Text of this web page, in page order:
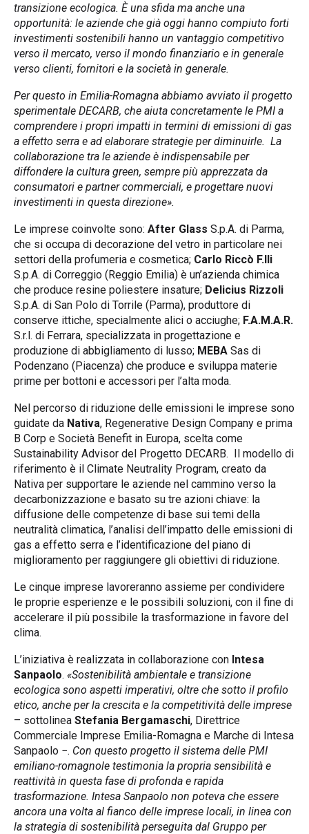
transizione ecologica. È una sfida ma anche una
opportunità: le aziende che già oggi hanno compiuto forti
investimenti sostenibili hanno un vantaggio competitivo
verso il mercato, verso il mondo finanziario e in generale
verso clienti, fornitori e la società in generale.
Per questo in Emilia-Romagna abbiamo avviato il progetto
sperimentale DECARB, che aiuta concretamente le PMI a
comprendere i propri impatti in termini di emissioni di gas
a effetto serra e ad elaborare strategie per diminuirle. La
collaborazione tra le aziende è indispensabile per
diffondere la cultura green, sempre più apprezzata da
consumatori e partner commerciali, e progettare nuovi
investimenti in questa direzione».
Le imprese coinvolte sono: After Glass S.p.A. di Parma,
che si occupa di decorazione del vetro in particolare nei
settori della profumeria e cosmetica; Carlo Riccò F.lli
S.p.A. di Correggio (Reggio Emilia) è un’azienda chimica
che produce resine poliestere insature; Delicius Rizzoli
S.p.A. di San Polo di Torrile (Parma), produttore di
conserve ittiche, specialmente alici o acciughe; F.A.M.A.R.
S.r.l. di Ferrara, specializzata in progettazione e
produzione di abbigliamento di lusso; MEBA Sas di
Podenzano (Piacenza) che produce e sviluppa materie
prime per bottoni e accessori per l’alta moda.
Nel percorso di riduzione delle emissioni le imprese sono
guidate da Nativa, Regenerative Design Company e prima
B Corp e Società Benefit in Europa, scelta come
Sustainability Advisor del Progetto DECARB. Il modello di
riferimento è il Climate Neutrality Program, creato da
Nativa per supportare le aziende nel cammino verso la
decarbonizzazione e basato su tre azioni chiave: la
diffusione delle competenze di base sui temi della
neutralità climatica, l’analisi dell’impatto delle emissioni di
gas a effetto serra e l’identificazione del piano di
miglioramento per raggiungere gli obiettivi di riduzione.
Le cinque imprese lavoreranno assieme per condividere
le proprie esperienze e le possibili soluzioni, con il fine di
accelerare il più possibile la trasformazione in favore del
clima.
L’iniziativa è realizzata in collaborazione con Intesa
Sanpaolo. «Sostenibilità ambientale e transizione
ecologica sono aspetti imperativi, oltre che sotto il profilo
etico, anche per la crescita e la competitività delle imprese
– sottolinea Stefania Bergamaschi, Direttrice
Commerciale Imprese Emilia-Romagna e Marche di Intesa
Sanpaolo −. Con questo progetto il sistema delle PMI
emiliano-romagnole testimonia la propria sensibilità e
reattività in questa fase di profonda e rapida
trasformazione. Intesa Sanpaolo non poteva che essere
ancora una volta al fianco delle imprese locali, in linea con
la strategia di sostenibilità perseguita dal Gruppo per